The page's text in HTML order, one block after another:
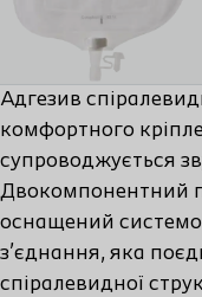
Адгезив
комфортного
супроводжується
Двокомпонентний
оснащений
з’єднання, яка
спіралевидної